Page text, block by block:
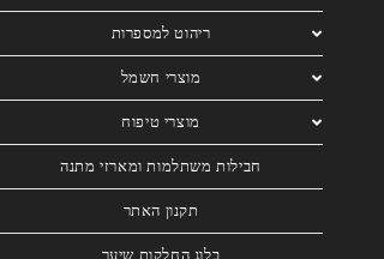
ריהוט למספרות
מוצרי חשמל
מוצרי טיפוח
חבילות משתלמות ומארזי מתנה
תקנון האתר
בלוג החלקות שיער